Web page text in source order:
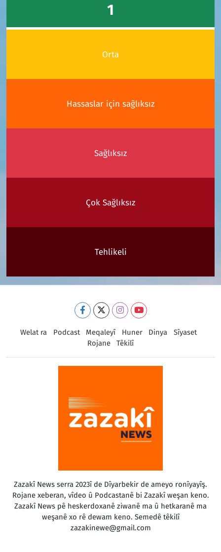
1
Orta
Hassaslar için sağlıksız
Sağlıksız
Çok Sağlıksız
Tehlikeli
Welat ra Podcast Meqaleyî Huner Dinya
Sîyaset
Rojane
Têkilî
Zazakî News serra 2023î de Dîyarbekir de ameyo ronîyayîş.
Rojane xeberan, vîdeo û Podcastanê bi Zazakî weşan keno.
Zazakî News pê heskerdoxanê ziwanê ma û hetkaranê ma
weşanê xo rê dewam keno. Semedê têkilî
zazakinewe@gmail.com